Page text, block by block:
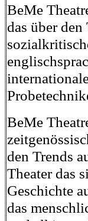
BeMe
das über
BeMe
den Trends
Theater das
Geschichte
das